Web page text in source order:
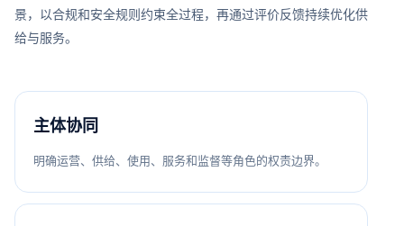
景，以合规和安全规则约束全过程，再通过评价反馈持续优化供
给与服务。
主体协同
明确运营、供给、使用、服务和监督等角色的权责边界。